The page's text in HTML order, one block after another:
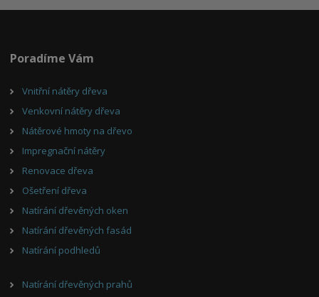
Poradíme Vám
Vnitřní nátěry dřeva
Venkovní nátěry dřeva
Nátěrové hmoty na dřevo
Impregnační nátěry
Renovace dřeva
Ošetření dřeva
Natírání dřevěných oken
Natírání dřevěných fasád
Natírání podhledů
Natírání dřevěných prahů